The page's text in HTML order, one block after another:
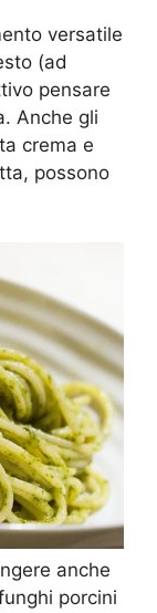
versatile
(ad
pensare
Anche gli
crema e
possono
anche
porcini